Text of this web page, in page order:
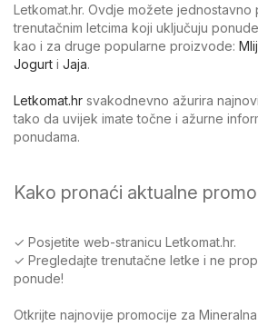
Letkomat.hr. Ovdje možete jednostavno
trenutačnim letcima koji uključuju
kao i za druge popularne proizvode:
Jogurt i Jaja.
Letkomat.hr svakodnevno ažurira
tako da uvijek imate točne i ažurne
ponudama.
Kako pronaći aktualne
✓ Posjetite web-stranicu Letkomat.hr.
✓ Pregledajte trenutačne letke i ne
ponude!
Otkrijte najnovije promocije za